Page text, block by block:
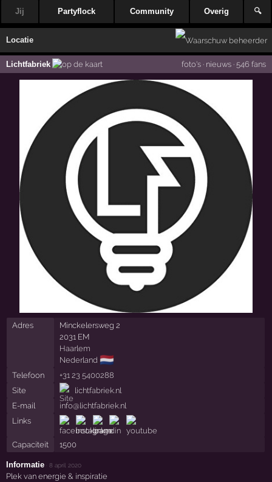
Jij Partyflock Community Overig 🔍
Locatie
Lichtfabriek foto's· nieuws· 546 fans
Adres
Minckelersweg 2
2031 EM
Haarlem
Nederland 🇳🇱
Telefoon
+31 23 5400288
Site
lichtfabriek.nl
E-mail
info@lichtfabriek.nl
Links
Capaciteit 1500
Informatie ·8 april 2020
Plek van energie & inspiratie